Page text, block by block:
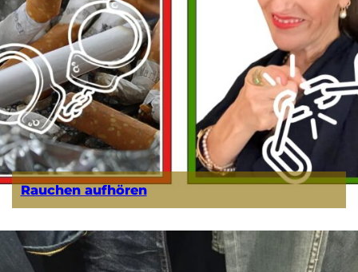
Rauchen aufhören